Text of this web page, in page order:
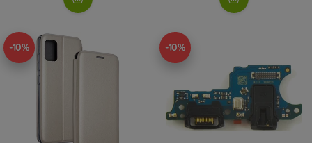
-10% -10%